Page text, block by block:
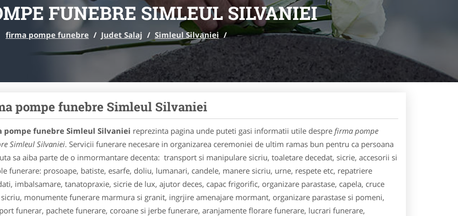
FUNEBRE SIMLEUL SILVANIEI
firma pompe funebre / Judet Salaj / Simleul Silvaniei /
pompe funebre Simleul Silvaniei
pompe funebre Simleul Silvaniei reprezinta pagina unde puteti gasi informatii utile despre firma pompe
Simleul Silvaniei. Servicii funerare necesare in organizarea ceremoniei de ultim ramas bun pentru ca persoana
sa aiba parte de o inmormantare decenta: transport si manipulare sicriu, toaletare decedat, sicrie, accesorii si
funerare: prosoape, batiste, esarfe, doliu, lumanari, candele, manere sicriu, urne, respete etc, repatriere
imbalsamare, tanatopraxie, sicrie de lux, ajutor deces, capac frigorific, organizare parastase, capela, cruce
monumente funerare marmura si granit, ingrjire amenajare mormant, organizare parastase si pomeni,
funerar, pachete funerare, coroane si jerbe funerare, aranjamente florare funerare, lucrari funerare,